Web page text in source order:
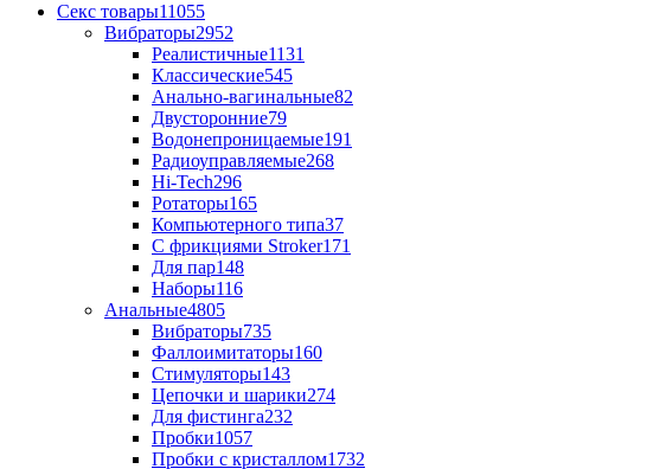
Секс товары11055
Вибраторы2952
Реалистичные1131
Классические545
Анально-вагинальные82
Двусторонние79
Водонепроницаемые191
Радиоуправляемые268
Hi-Tech296
Ротаторы165
Компьютерного типа37
С фрикциями Stroker171
Для пар148
Наборы116
Анальные4805
Вибраторы735
Фаллоимитаторы160
Стимуляторы143
Цепочки и шарики274
Для фистинга232
Пробки1057
Пробки с кристаллом1732